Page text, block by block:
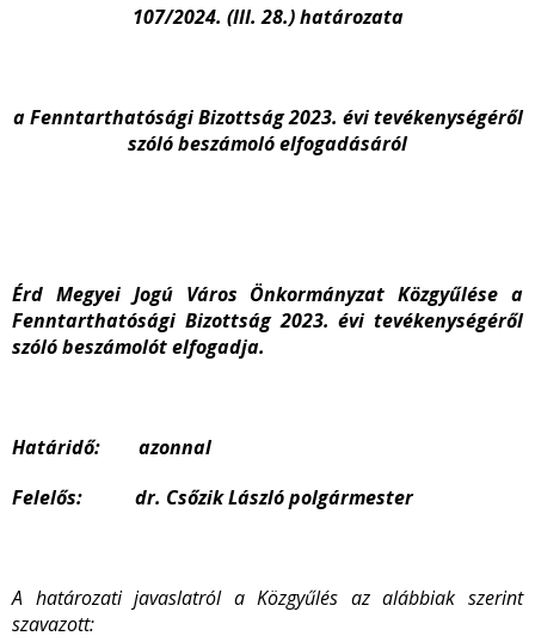
107/2024. (III. 28.) határozata
a Fenntarthatósági Bizottság 2023. évi tevékenységéről
szóló beszámoló elfogadásáról
Érd Megyei Jogú Város Önkormányzat Közgyűlése a
Fenntarthatósági Bizottság 2023. évi tevékenységéről
szóló beszámolót elfogadja.
Határidő: azonnal
Felelős: dr. Csőzik László polgármester
A határozati javaslatról a Közgyűlés az alábbiak szerint
szavazott: